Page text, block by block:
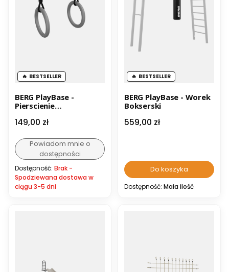
BESTSELLER
BERG PlayBase -
Pierscienie
Cena
149,00 zł
Powiadom mnie o
dostępności
Dostępność: Brak -
Spodziewana dostawa w
ciągu 3-5 dni
BESTSELLER
BERG PlayBase - Worek
Bokserski
Cena
559,00 zł
Do koszyka
Dostępność: Mała ilość